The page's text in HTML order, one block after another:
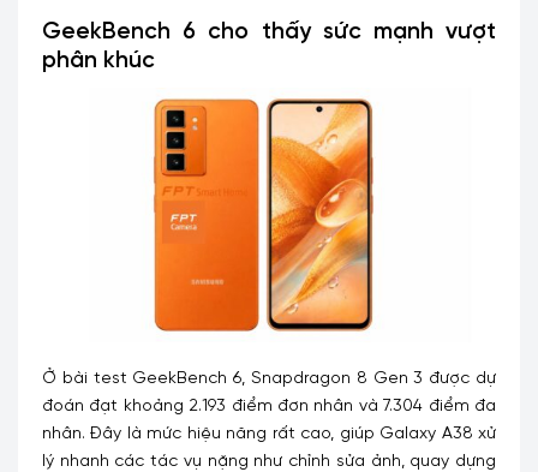
GeekBench 6 cho thấy sức mạnh vượt
phân khúc
Ở bài test GeekBench 6, Snapdragon 8 Gen 3 được dự
đoán đạt khoảng 2.193 điểm đơn nhân và 7.304 điểm đa
nhân. Đây là mức hiệu năng rất cao, giúp Galaxy A38 xử
lý nhanh các tác vụ nặng như chỉnh sửa ảnh, quay dựng